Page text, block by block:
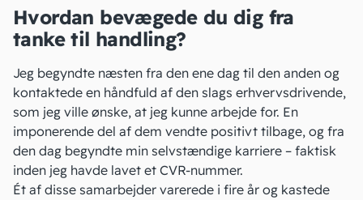
Hvordan bevægede du dig fra
tanke til handling?
Jeg begyndte næsten fra den ene dag til den anden og
kontaktede en håndfuld af den slags erhvervsdrivende,
som jeg ville ønske, at jeg kunne arbejde for. En
imponerende del af dem vendte positivt tilbage, og fra
den dag begyndte min selvstændige karriere – faktisk
inden jeg havde lavet et CVR-nummer.
Ét af disse samarbejder varerede i fire år og kastede